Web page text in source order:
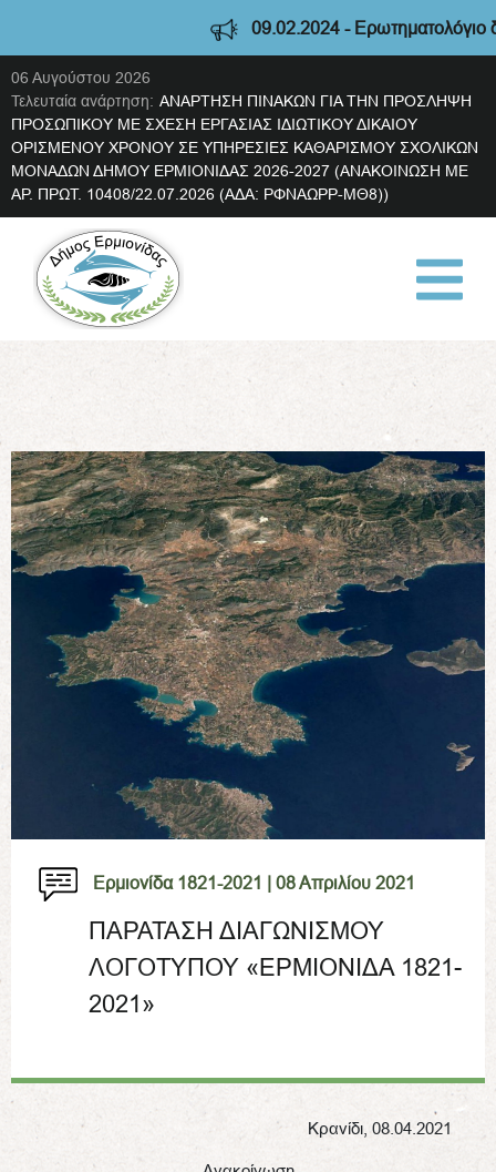
09.02.2024 - Ερωτηματολόγιο
06 Αυγούστου 2026
Τελευταία ανάρτηση: ΑΝΑΡΤΗΣΗ ΠΙΝΑΚΩΝ ΓΙΑ ΤΗΝ ΠΡΟΣΛΗΨΗ
ΠΡΟΣΩΠΙΚΟΥ ΜΕ ΣΧΕΣΗ ΕΡΓΑΣΙΑΣ ΙΔΙΩΤΙΚΟΥ ΔΙΚΑΙΟΥ
ΟΡΙΣΜΕΝΟΥ ΧΡΟΝΟΥ ΣΕ ΥΠΗΡΕΣΙΕΣ ΚΑΘΑΡΙΣΜΟΥ ΣΧΟΛΙΚΩΝ
ΜΟΝΑΔΩΝ ΔΗΜΟΥ ΕΡΜΙΟΝΙΔΑΣ 2026-2027 (ΑΝΑΚΟΙΝΩΣΗ ΜΕ
ΑΡ. ΠΡΩΤ. 10408/22.07.2026 (ΑΔΑ: ΡΦΝΑΩΡΡ-ΜΘ8))
Ερμιονίδα 1821-2021 | 08 Απριλίου 2021
ΠΑΡΑΤΑΣΗ ΔΙΑΓΩΝΙΣΜΟΥ
ΛΟΓΟΤΥΠΟΥ «ΕΡΜΙΟΝΙΔΑ 1821-
2021»
Κρανίδι, 08.04.2021